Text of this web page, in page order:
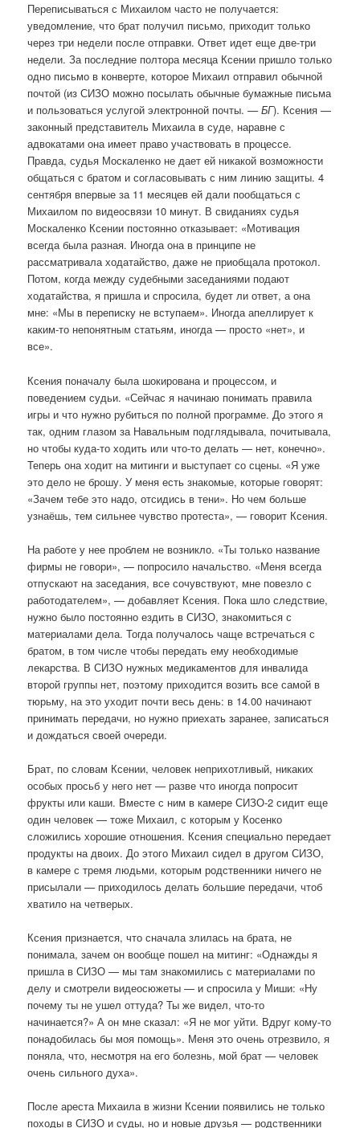
Переписываться с Михаилом часто не получается:
уведомление, что брат получил письмо, приходит только
через три недели после отправки. Ответ идет еще две-три
недели. За последние полтора месяца Ксении пришло только
одно письмо в конверте, которое Михаил отправил обычной
почтой (из СИЗО можно посылать обычные бумажные письма
и пользоваться услугой электронной почты. — БГ). Ксения —
законный представитель Михаила в суде, наравне с
адвокатами она имеет право участвовать в процессе.
Правда, судья Москаленко не дает ей никакой возможности
общаться с братом и согласовывать с ним линию защиты. 4
сентября впервые за 11 месяцев ей дали пообщаться с
Михаилом по видеосвязи 10 минут. В свиданиях судья
Москаленко Ксении постоянно отказывает: «Мотивация
всегда была разная. Иногда она в принципе не
рассматривала ходатайство, даже не приобщала протокол.
Потом, когда между судебными заседаниями подают
ходатайства, я пришла и спросила, будет ли ответ, а она
мне: «Мы в переписку не вступаем». Иногда апеллирует к
каким-то непонятным статьям, иногда — просто «нет», и
все».
Ксения поначалу была шокирована и процессом, и
поведением судьи. «Сейчас я начинаю понимать правила
игры и что нужно рубиться по полной программе. До этого я
так, одним глазом за Навальным подглядывала, почитывала,
но чтобы куда-то ходить или что-то делать — нет, конечно».
Теперь она ходит на митинги и выступает со сцены. «Я уже
это дело не брошу. У меня есть знакомые, которые говорят:
«Зачем тебе это надо, отсидись в тени». Но чем больше
узнаёшь, тем сильнее чувство протеста», — говорит Ксения.
На работе у нее проблем не возникло. «Ты только название
фирмы не говори», — попросило начальство. «Меня всегда
отпускают на заседания, все сочувствуют, мне повезло с
работодателем», — добавляет Ксения. Пока шло следствие,
нужно было постоянно ездить в СИЗО, знакомиться с
материалами дела. Тогда получалось чаще встречаться с
братом, в том числе чтобы передать ему необходимые
лекарства. В СИЗО нужных медикаментов для инвалида
второй группы нет, поэтому приходится возить все самой в
тюрьму, на это уходит почти весь день: в 14.00 начинают
принимать передачи, но нужно приехать заранее, записаться
и дождаться своей очереди.
Брат, по словам Ксении, человек неприхотливый, никаких
особых просьб у него нет — разве что иногда попросит
фрукты или каши. Вместе с ним в камере СИЗО-2 сидит еще
один человек — тоже Михаил, с которым у Косенко
сложились хорошие отношения. Ксения специально передает
продукты на двоих. До этого Михаил сидел в другом СИЗО,
в камере с тремя людьми, которым родственники ничего не
присылали — приходилось делать большие передачи, чтоб
хватило на четверых.
Ксения признается, что сначала злилась на брата, не
понимала, зачем он вообще пошел на митинг: «Однажды я
пришла в СИЗО — мы там знакомились с материалами по
делу и смотрели видеосюжеты — и спросила у Миши: «Ну
почему ты не ушел оттуда? Ты же видел, что-то
начинается?» А он мне сказал: «Я не мог уйти. Вдруг кому-то
понадобилась бы моя помощь». Меня это очень отрезвило, я
поняла, что, несмотря на его болезнь, мой брат — человек
очень сильного духа».
После ареста Михаила в жизни Ксении появились не только
походы в СИЗО и суды, но и новые друзья — родственники